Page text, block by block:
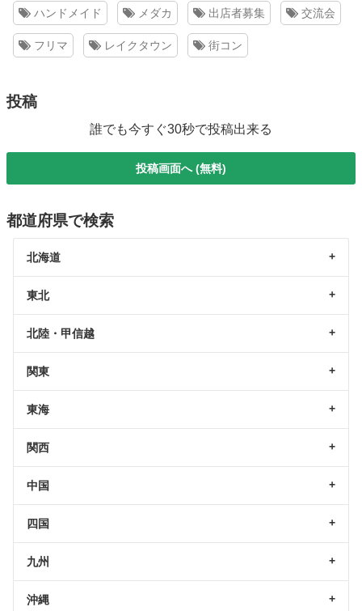
ハンドメイド メダカ 出店者募集 交流会
フリマ レイクタウン 街コン
投稿
誰でも今すぐ30秒で投稿出来る
投稿画面へ (無料)
都道府県で検索
北海道
東北
北陸・甲信越
関東
東海
関西
中国
四国
九州
沖縄